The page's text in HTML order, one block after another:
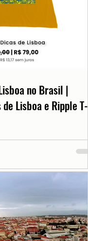
no Brasil |
Lisboa e Ripple T-